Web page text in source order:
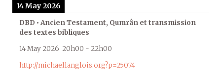
14 May 2026
DBD • Ancien Testament, Qumrân et transmission
des textes bibliques
14 May 2026 20h00 - 22h00
http://michaellanglois.org?p=25074